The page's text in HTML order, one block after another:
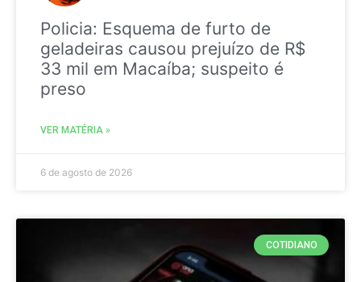
Policia: Esquema de furto de
geladeiras causou prejuízo de R$
33 mil em Macaíba; suspeito é
preso
VER MATÉRIA »
6 de agosto de 2026
COTIDIANO